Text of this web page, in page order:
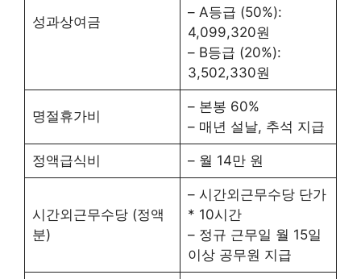
성과상여금
– A등급 (50%):
4,099,320원
– B등급 (20%):
3,502,330원
명절휴가비
– 본봉 60%
– 매년 설날, 추석 지급
정액급식비 – 월 14만 원
시간외근무수당 (정액
분)
– 시간외근무수당 단가
* 10시간
– 정규 근무일 월 15일
이상 공무원 지급